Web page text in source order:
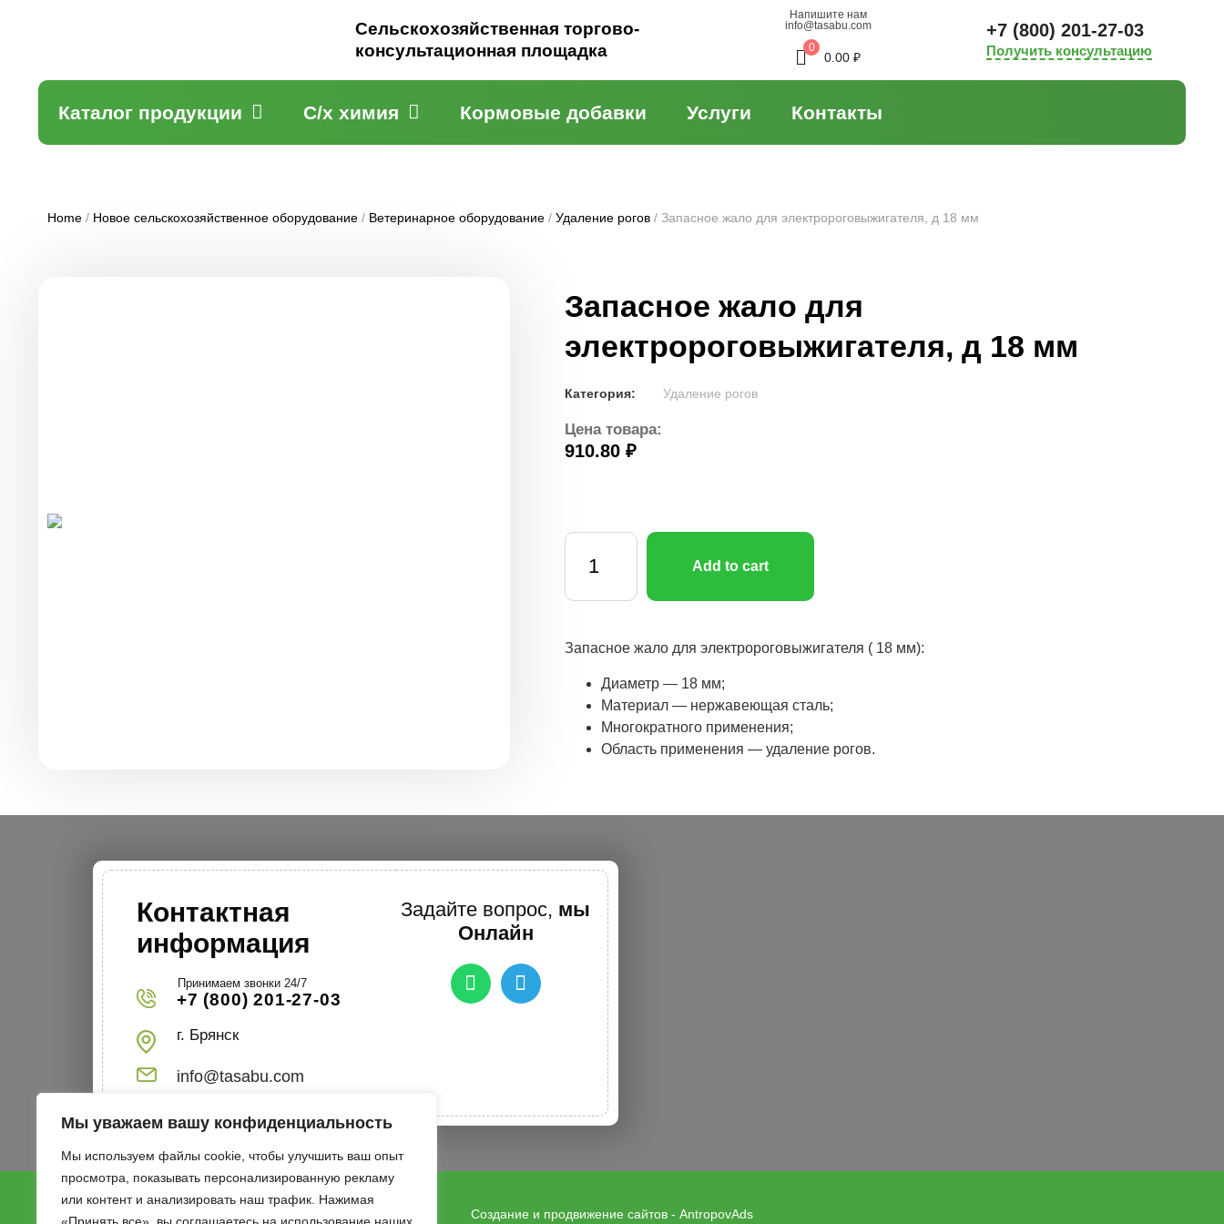
Мы уважаем вашу конфиденциальность
Мы используем файлы cookie, чтобы улучшить ваш опыт
просмотра, показывать персонализированную рекламу
или контент и анализировать наш трафик. Нажимая
Сельскохозяйственная торгово-
консультационная площадка
Напишите нам
info@tasabu.com
0
0.00₽
+7 (800) 201-27-03
Получить консультацию
Каталог продукции С/х химия Кормовые добавки Услуги Контакты
Home / Новое сельскохозяйственное оборудование / Ветеринарное оборудование / Удаление рогов / Запасное жало для электророговыжигателя, д 18 мм
Запасное жало для
электророговыжигателя, д 18 мм
Категория: Удаление рогов
Цена товара:
910.80 ₽
Add to cart
Запасное жало для электророговыжигателя ( 18 мм):
Диаметр — 18 мм;
Материал — нержавеющая сталь;
Многократного применения;
Область применения — удаление рогов.
Контактная
информация
Принимаем звонки 24/7
+7 (800) 201-27-03
г. Брянск
info@tasabu.com
Задайте вопрос, мы
Онлайн
Создание и продвижение сайтов - AntropovAds